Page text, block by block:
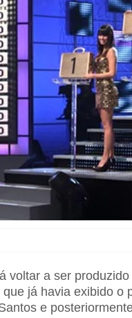
voltar a ser
já havia exibido o
e